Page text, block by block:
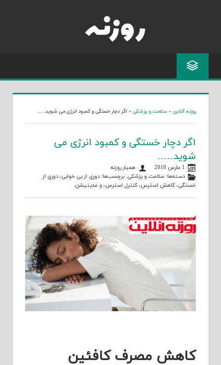
روزنه آنلاین » سلامت و پزشکی » اگر دچار خستگی و کمبود انرژی می شوید…..
اگر دچار خستگی و کمبود انرژی می
شوید…..
1 مارس 2018
همیار روزنه
دسته‌ها:سلامت و پزشکی. برچسب‌ها:دوری از بی خوابی،دوری از
خستگی، کاهش استرس، کنترل استرس، و مدیتیشن.
کاهش مصرف کافئین